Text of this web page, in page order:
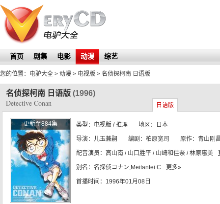
首页 剧集 电影 动漫 综艺
您的位置： 电驴大全 > 动漫 > 电视版 > 名侦探柯南 日语版
名侦探柯南 日语版 (1996)
日语版
Detective Conan
更新至884集 类型： 电视版 / 推理 地区： 日本
导演： 儿玉兼嗣 编剧： 柏原宽司 原作： 青山刚
配音演员： 高山南 / 山口胜平 / 山崎和佳奈 / 林原惠美
别名： 名探侦コナン,Meitantei C 更多»
动画制作： 读卖电视台
首播时间： 1996年01月08日